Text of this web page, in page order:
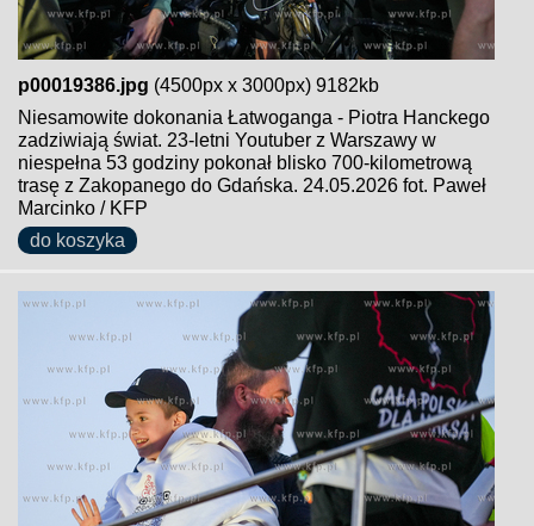
p00019386.jpg (4500px x 3000px) 9182kb
Niesamowite dokonania Łatwoganga - Piotra Hanckego
zadziwiają świat. 23-letni Youtuber z Warszawy w
niespełna 53 godziny pokonał blisko 700-kilometrową
trasę z Zakopanego do Gdańska. 24.05.2026 fot. Paweł
Marcinko / KFP
do koszyka